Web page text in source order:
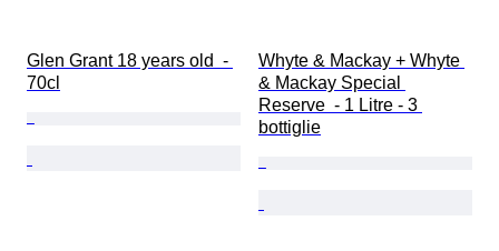
Glen Grant 18 years old  -
70cl
Whyte & Mackay + Whyte
& Mackay Special
Reserve  - 1 Litre - 3
bottiglie